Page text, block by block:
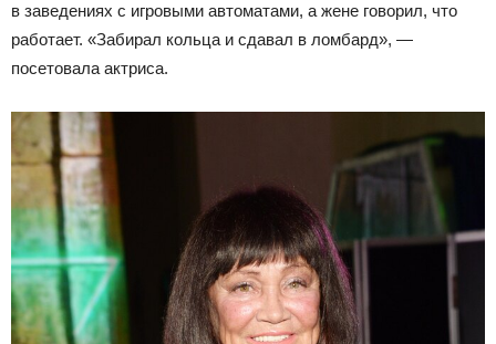
в заведениях с игровыми автоматами, а жене говорил, что
работает. «Забирал кольца и сдавал в ломбард», —
посетовала актриса.